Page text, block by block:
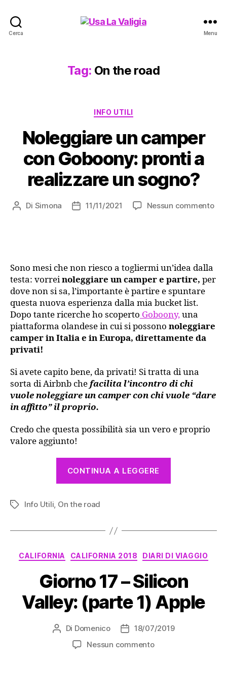
Cerca Menu
Tag: On the road
Categorie
INFO UTILI
Noleggiare un camper
con Goboony: pronti a
realizzare un sogno?
Autore
Di Simona
Data11/11/2021 Nessun commentosu
a
Sono mesi che non riesco a togliermi un’idea dalla
testa: vorreinoleggiare un camper e partire, per
dove non si sa, l’importante è partire e spuntare
questa nuova esperienza dalla mia bucket list.
Dopo tante ricerche ho scoperto Goboony,una
piattaforma olandese in cui si possono noleggiare
camper in Italia e in Europa, direttamente da
privati!
Si avete capito bene, da privati! Si tratta di una
sorta di Airbnb chefacilita l’incontro di chi
vuole noleggiare un camper con chi vuole “dare
in affitto” il proprio.
Credo che questa possibilità sia un vero e proprio
valore aggiunto!
CONTINUA A LEGGERE
pronti
realizzare
sogno?”
Tag Info Utili, On the road
Categorie
CALIFORNIA CALIFORNIA 2018 DIARI DI VIAGGIO
Giorno 17 – Silicon
Valley: (parte 1) Apple
Autore
articolo
Di Domenico
Data18/07/2019
Nessun commentosu